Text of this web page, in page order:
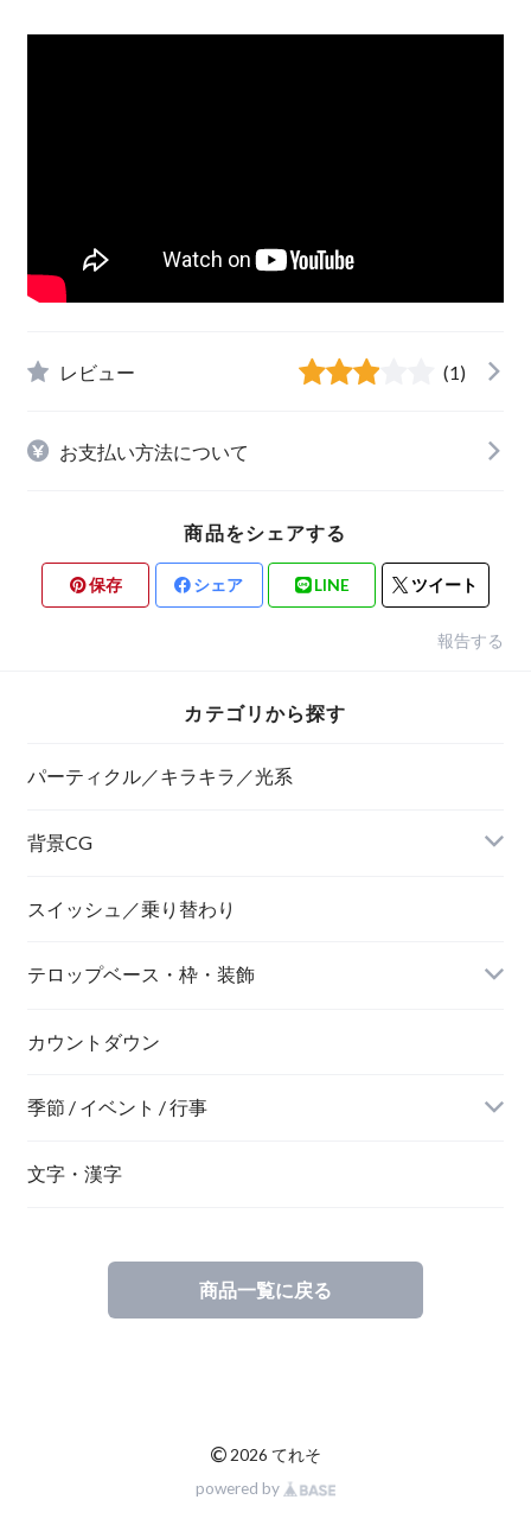
レビュー (1)
お支払い方法について
商品をシェアする
保存 シェア LINE ツイート
報告する
カテゴリから探す
パーティクル／キラキラ／光系
背景CG
ニュース風
デジタル風
スイッシュ／乗り替わり
テロップベース・枠・装飾
ネオン風
カウントダウン
季節 / イベント / 行事
文字・漢字
商品一覧に戻る
© 2026 てれそ
powered by